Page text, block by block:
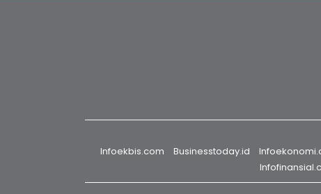
Infoekbis.com
Businesstoday.id